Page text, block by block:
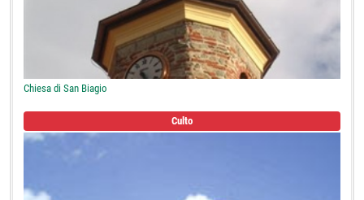
Chiesa di San Biagio
Culto